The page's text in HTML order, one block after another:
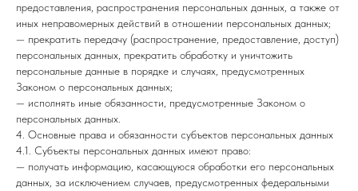
предоставления, распространения персональных данных, а также от
иных неправомерных действий в отношении персональных данных;
— прекратить передачу (распространение, предоставление, доступ)
персональных данных, прекратить обработку и уничтожить
персональные данные в порядке и случаях, предусмотренных
Законом о персональных данных;
— исполнять иные обязанности, предусмотренные Законом о
персональных данных.
4. Основные права и обязанности субъектов персональных данных
4.1. Субъекты персональных данных имеют право:
— получать информацию, касающуюся обработки его персональных
данных, за исключением случаев, предусмотренных федеральными